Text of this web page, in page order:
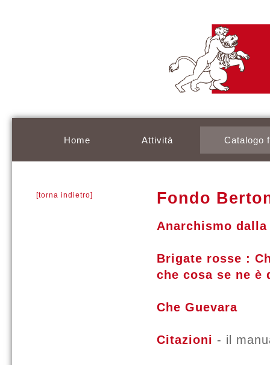
Home Attività Catalogo
[torna indietro] Fondo
Anarchismo
Brigate rosse :
che cosa se ne è
Che Guevara
Citazioni - il